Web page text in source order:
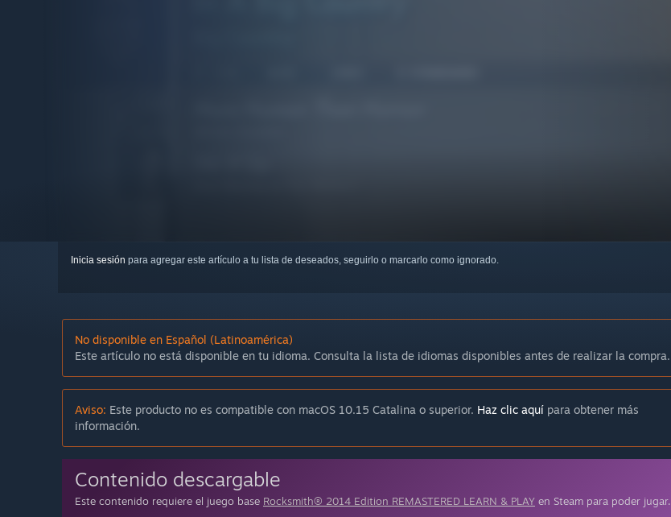
Inicia sesión para agregar este artículo a tu lista de deseados, seguirlo o marcarlo como ignorado.
No disponible en Español (Latinoamérica)
Este artículo no está disponible en tu idioma. Consulta la lista de idiomas disponibles antes de realizar la compra.
Aviso: Este producto no es compatible con macOS 10.15 Catalina o superior. Haz clic aquí para obtener más
información.
Contenido descargable
Este contenido requiere el juego base Rocksmith® 2014 Edition REMASTERED LEARN & PLAY en Steam para poder jugar.